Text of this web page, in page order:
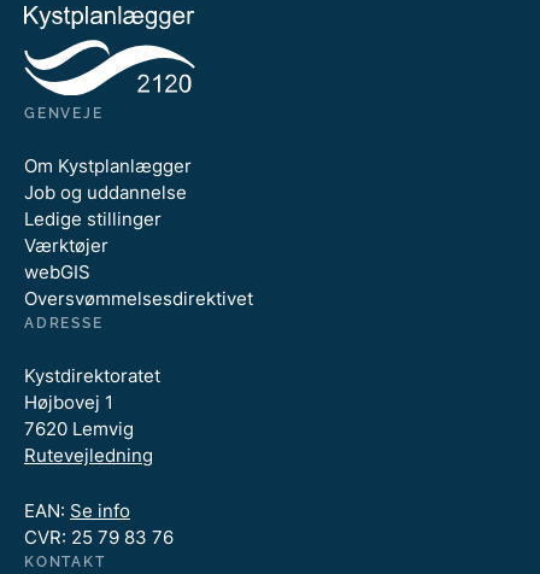
GENVEJE
Om Kystplanlægger
Job og uddannelse
Ledige stillinger
Værktøjer
webGIS
Oversvømmelsesdirektivet
ADRESSE
Kystdirektoratet
Højbovej 1
7620 Lemvig
Rutevejledning
EAN: Se info
CVR: 25 79 83 76
KONTAKT